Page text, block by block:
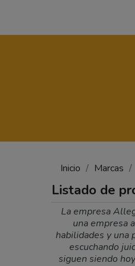
Inicio Marcas
Listado de
La empresa
una empresa
habilidades y una
escuchando
siguen siendo